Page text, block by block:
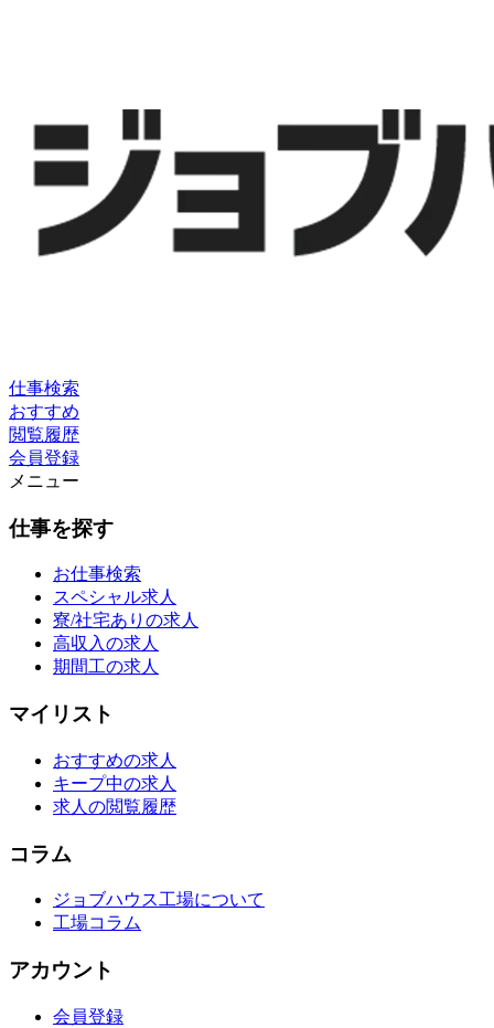
仕事検索
おすすめ
閲覧履歴
会員登録
メニュー
仕事を探す
お仕事検索
スペシャル求人
寮/社宅ありの求人
高収入の求人
期間工の求人
マイリスト
おすすめの求人
キープ中の求人
求人の閲覧履歴
コラム
ジョブハウス工場について
工場コラム
アカウント
会員登録